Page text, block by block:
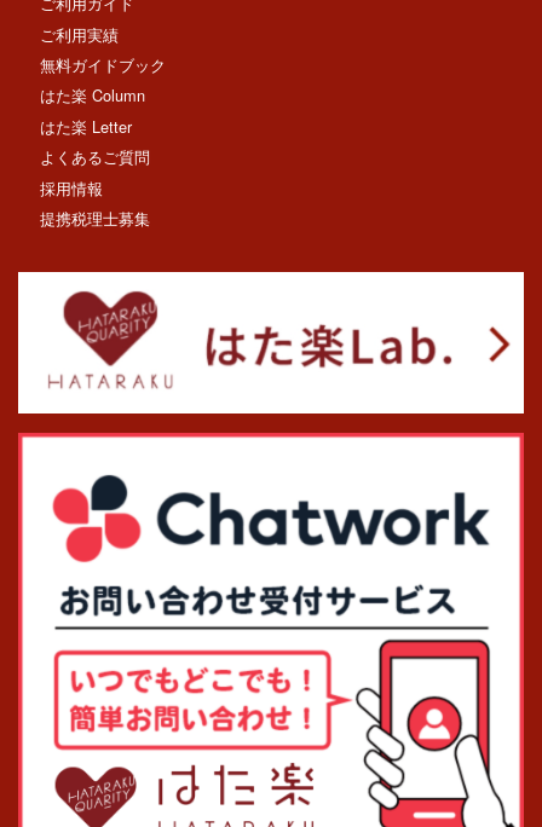
ご利用実績
無料ガイドブック
はた楽 Column
はた楽 Letter
よくあるご質問
採用情報
提携税理士募集